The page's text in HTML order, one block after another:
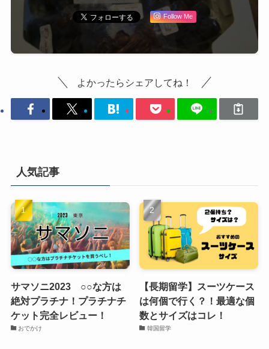
Follow Me
よかったらシェアしてね！
人気記事
サマソニ2023 ○○な方は
絶対プラチナ！プラチナチ
ケット完全レビュー！
おでかけ
【長期留学】スーツケース
は何個で行く？！最適な個
数とサイズはコレ！
韓国留学